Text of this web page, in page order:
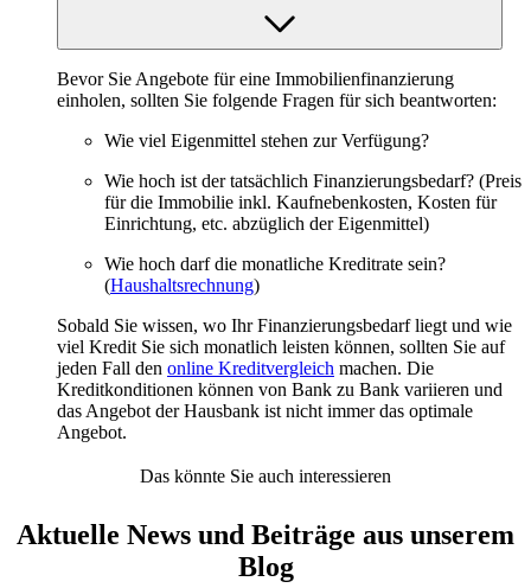
Bevor Sie Angebote für eine Immobilienfinanzierung
einholen, sollten Sie folgende Fragen für sich beantworten:
Wie viel Eigenmittel stehen zur Verfügung?
Wie hoch ist der tatsächlich Finanzierungsbedarf? (Preis
für die Immobilie inkl. Kaufnebenkosten, Kosten für
Einrichtung, etc. abzüglich der Eigenmittel)
Wie hoch darf die monatliche Kreditrate sein?
(Haushaltsrechnung)
Sobald Sie wissen, wo Ihr Finanzierungsbedarf liegt und wie
viel Kredit Sie sich monatlich leisten können, sollten Sie auf
jeden Fall den online Kreditvergleich machen. Die
Kreditkonditionen können von Bank zu Bank variieren und
das Angebot der Hausbank ist nicht immer das optimale
Angebot.
Das könnte Sie auch interessieren
Aktuelle News und Beiträge aus unserem
Blog